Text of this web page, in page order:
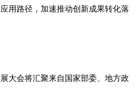
用路径，加速推动创新成果转化落
大会将汇聚来自国家部委、地方政